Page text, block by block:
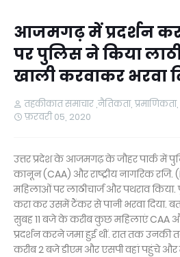
आजमगढ़ में प्रदर्शन
पर पुलिस ने किया
खाली करवाकर भरवा
तहकीकात समाचार ,नैतिकता, प्रमाणिकता,
फ़रवरी 05, 2020
उत्तर प्रदेश के आजमगढ़ के जौहर पार्क में
कानून (CAA) और राष्ट्रीय नागरिक रजि.
महिलाओं पर लाठीचार्ज और पथराव
करा कर उसमें टैंकर से पानी भरवा दिया.
सुबह 11 बजे के करीब कुछ महिलाएं CAA
प्रदर्शन करने जमा हुई थीं. रात तक उनकी
करीब 2 बजे डीएम और एसपी वहां पहुंचे